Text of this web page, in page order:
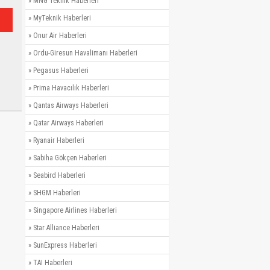
» MyTeknik Haberleri
» Onur Air Haberleri
» Ordu-Giresun Havalimanı Haberleri
» Pegasus Haberleri
» Prima Havacılık Haberleri
» Qantas Airways Haberleri
» Qatar Airways Haberleri
» Ryanair Haberleri
» Sabiha Gökçen Haberleri
» Seabird Haberleri
» SHGM Haberleri
» Singapore Airlines Haberleri
» Star Alliance Haberleri
» SunExpress Haberleri
» TAI Haberleri